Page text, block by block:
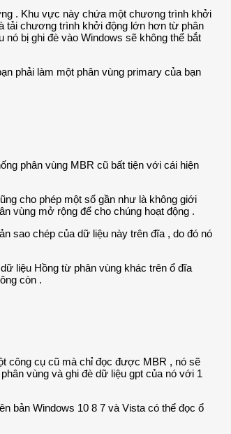
. Khu vực này chứa một chương trình khởi
tải chương trình khởi động lớn hơn từ phân
bị ghi đè vào Windows sẽ không thể bắt
phải làm một phân vùng primary của bạn
phân vùng MBR cũ bất tiện với cái hiện
cho phép một số gần như là không giới
vùng mở rộng để cho chúng hoạt động .
sao chép của dữ liệu này trên đĩa , do đó nó
liệu Hồng từ phân vùng khác trên ổ đĩa
còn .
công cụ cũ mà chỉ đọc được MBR , nó sẽ
vùng và ghi đè dữ liệu gpt của nó với 1
bản Windows 10 8 7 và Vista có thể đọc ổ